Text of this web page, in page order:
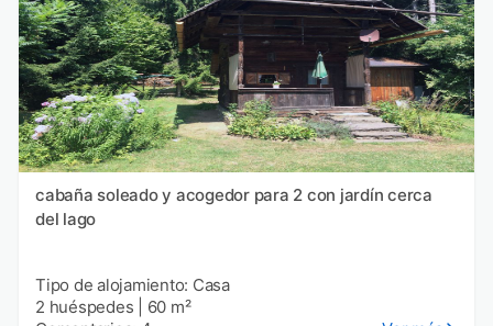
cabaña soleado y acogedor para 2 con jardín cerca
del lago
Tipo de alojamiento: Casa
2 huéspedes
60 m²